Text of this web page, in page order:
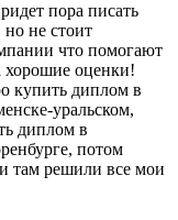
пора писать
не стоит
что помогают
хорошие оценки!
купить диплом в
уральском,
диплом в
потом
там решили все мои